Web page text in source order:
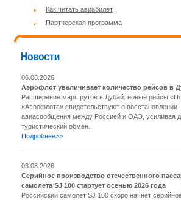
Как читать авиабилет
Партнерская программа
06.08.2026
Аэрофлот увеличивает количество рейсов в
Расширение маршрутов в Дубай: новые рейсы
«Аэрофлота» свидетельствуют о восстановлении
авиасообщения между Россией и ОАЭ, усиливая
туристический обмен.
Подробнее>>
03.08.2026
Серийное производство отечественного
самолета SJ 100 стартует осенью 2026 года
Российский самолет SJ 100 скоро начнет